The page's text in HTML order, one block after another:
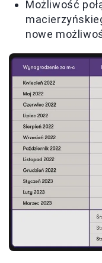
Możliwość
nowe